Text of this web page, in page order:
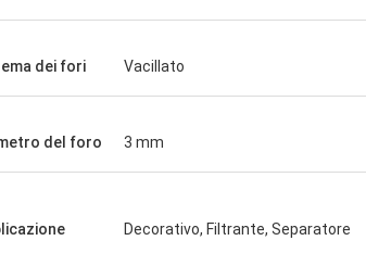
dei fori Vacillato
del foro 3 mm
Decorativo, Filtrante, Separatore